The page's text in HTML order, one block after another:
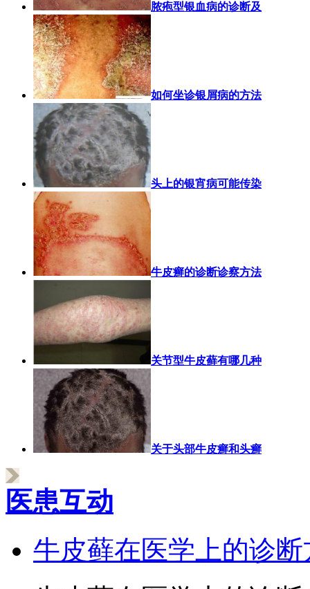
脓疱型银血病的诊断及
如何坐诊银屑病的方法
头上的银宵病可能传染
牛皮癣的诊断诊察方法
关节型牛皮藓有哪几种
关于头部牛皮癣和头癣
医患互动
牛皮藓在医学上的诊断